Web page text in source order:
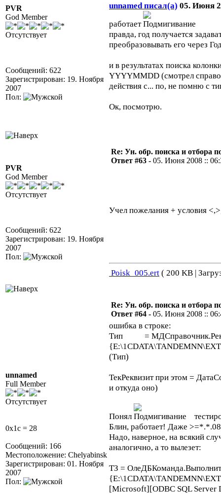
PVR
God Member
Отсутствует
Сообщений: 622
Зарегистрирован: 19. Ноября
2007
Пол:
unnamed писал(а) 05. Июня
работает
правда, год получается
преобразовывать его через
и в результатах поиска
YYYYMMDD (смотрел
действия с... по, не помню с
Ок, посмотрю.
PVR
God Member
Отсутствует
Сообщений: 622
Зарегистрирован: 19. Ноября
2007
Пол:
Re: Ун. обр. поиска и отбора
Ответ #63 - 05. Июня 2008 ::
Учел пожелания + условия
Poisk_005.ert ( 200 KB |
unnamed
Full Member
Отсутствует
0x1c = 28
Сообщений: 166
Местоположение: Chelyabinsk
Зарегистрирован: 01. Ноября
2007
Пол:
Re: Ун. обр. поиска и отбора
Ответ #64 - 05. Июня 2008 ::
ошибка в строке:
Тип =
(Тип)
ТекРеквизит при этом =
и откуда оно)
Понял
Блин, работает! Даже >=*.*.08
Надо, наверное, на всякий
аналогично, а то вылезет:
ТЗ =
[Microsoft][ODBC SQL Server